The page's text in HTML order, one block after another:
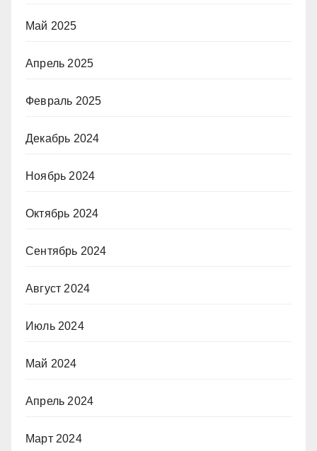
Май 2025
Апрель 2025
Февраль 2025
Декабрь 2024
Ноябрь 2024
Октябрь 2024
Сентябрь 2024
Август 2024
Июль 2024
Май 2024
Апрель 2024
Март 2024